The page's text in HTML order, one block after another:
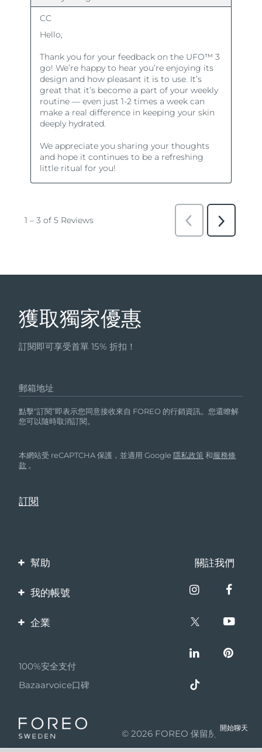
獲取獨家優惠
訂閱即可享受首單 15% 折扣！
郵箱地址
點擊“訂閱”即表示您同意接收來自 FOREO 的行銷資訊。您還瞭解
您可以隨時取消訂閱。
本網站受 reCAPTCHA 保護，並適用 Google隱私政策 和服務條
款 。
幫助
聯繫我們
保修與退換貨
關註我們
我的帳號
產品註冊
企業
夥伴計畫
聯盟新聞
成為合作夥伴
100%安全支付
Bazaarvoice口碑
© 2026 FOREO 保留所有權利
開始聊天